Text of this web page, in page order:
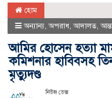
হোম
অন্যান্য অপরাধ, আদালত
আমির হোসেন হত্যা
কমিশনার হাবিবসহ
মৃত্যুদণ্ড
নিউজ ডেক্স